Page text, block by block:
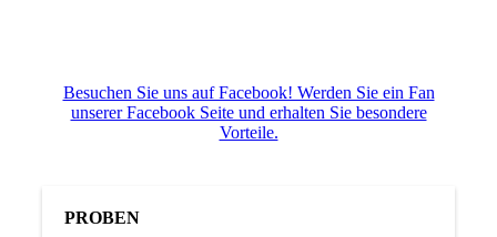
Besuchen Sie uns auf Facebook! Werden Sie ein Fan
unserer Facebook Seite und erhalten Sie besondere
Vorteile.
PROBEN